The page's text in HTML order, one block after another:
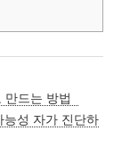
만드는 방법
성 자가 진단하